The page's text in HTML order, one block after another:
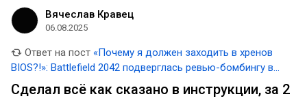
Вячеслав Кравец
06.08.2025
Ответ на пост «Почему я должен заходить в хренов
BIOS?!»: Battlefield 2042 подверглась ревью-бомбингу в
Steam из-за требования включить Secure Boot на ПК
Сделал всё как сказано в инструкции, за 2